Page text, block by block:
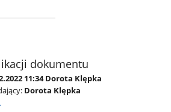
dokumentu
11:34 Dorota Klępka
Dorota Klępka